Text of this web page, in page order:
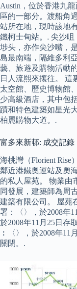
Austin，位於香港九
區的一部分。渡船角
站所在地，現時該地
鐵柯士甸站。. 尖沙咀
埗头，亦作尖沙嘴，
島最南端，隔維多利
藝、旅遊及購物活動
日人流熙來攘往。 這
太空館、歷史博物館
少高級酒店，其中包
蹟和特色建築如星光
柏麗購物大道。.
富多來新邨: 成交記錄
海桃灣（Florient Rise
鄰近港鐵奧運站及奧
的私人屋苑。 物業由
同發展，建築師為周
建築有限公司。 屋苑
署：〈〉，於2008年
於2008年11月25日存
︰〈〉，於2008年11
關閉。.